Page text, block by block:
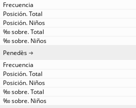
Penedès